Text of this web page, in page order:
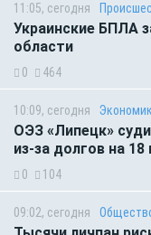
11:05, сегодня
Украинские БПЛА
области
0 464
10:09, сегодня
ОЭЗ «Липецк»
из-за долгов на 18
0 104
09:02, сегодня